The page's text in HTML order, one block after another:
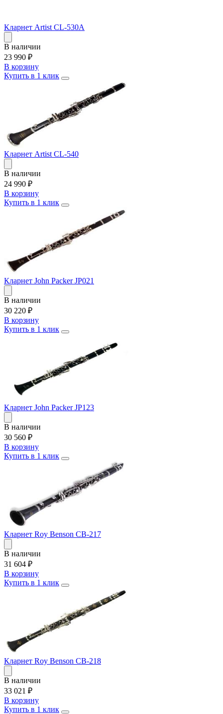
Кларнет Artist CL-530A
В наличии
23 990 ₽
В корзину
Купить в 1 клик
Кларнет Artist CL-540
В наличии
24 990 ₽
В корзину
Купить в 1 клик
Кларнет John Packer JP021
В наличии
30 220 ₽
В корзину
Купить в 1 клик
Кларнет John Packer JP123
В наличии
30 560 ₽
В корзину
Купить в 1 клик
Кларнет Roy Benson CB-217
В наличии
31 604 ₽
В корзину
Купить в 1 клик
Кларнет Roy Benson CB-218
В наличии
33 021 ₽
В корзину
Купить в 1 клик